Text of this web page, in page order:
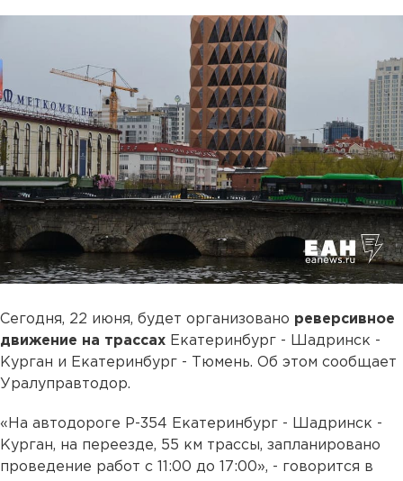
Сегодня, 22 июня, будет организовано реверсивное
движение на трассах Екатеринбург - Шадринск -
Курган и Екатеринбург - Тюмень. Об этом сообщает
Уралуправтодор.
«На автодороге Р-354 Екатеринбург - Шадринск -
Курган, на переезде, 55 км трассы, запланировано
проведение работ с 11:00 до 17:00», - говорится в